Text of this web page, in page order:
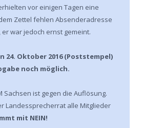
vor einigen Tagen eine
Zettel fehlen Absenderadresse
war jedoch ernst gemeint.
24. Oktober 2016 (Poststempel)
noch möglich.
Sachsen ist gegen die Auflösung.
Landessprecherrat alle Mitglieder
mit NEIN!